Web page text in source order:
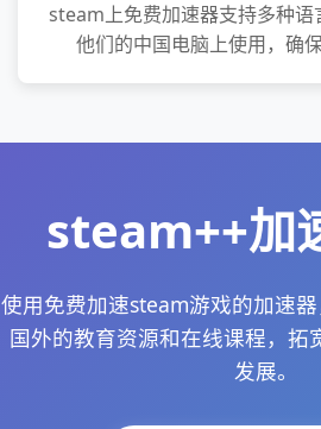
steam上免费加速器支持多种语
他们的中国电脑上使用，确
steam++加
使用免费加速steam游戏的加速
国外的教育资源和在线课程，拓
发展。